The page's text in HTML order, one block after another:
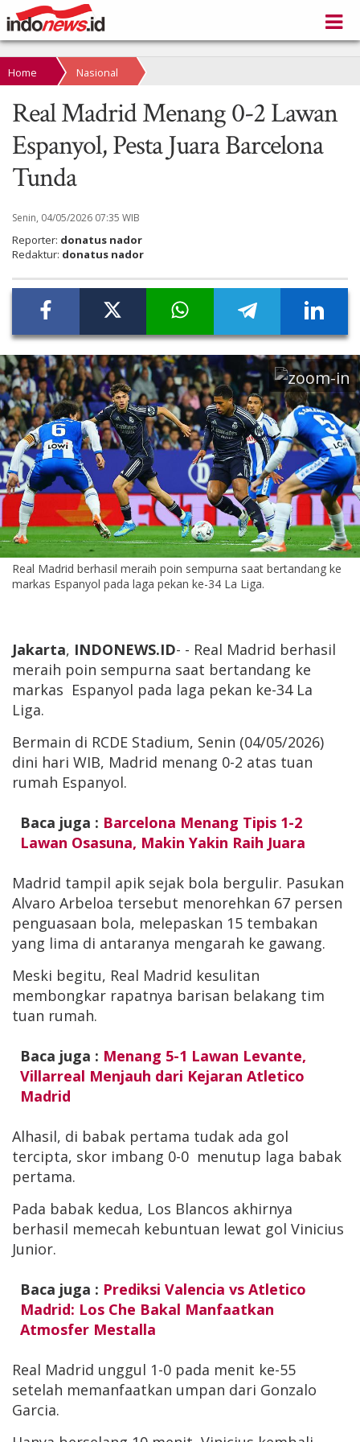
Home Nasional
Real Madrid Menang 0-2 Lawan
Espanyol, Pesta Juara Barcelona
Tunda
Senin, 04/05/2026 07:35 WIB
Reporter: donatus nador
Redaktur: donatus nador
Real Madrid berhasil meraih poin sempurna saat bertandang ke
markas Espanyol pada laga pekan ke-34 La Liga.
Jakarta, INDONEWS.ID- - Real Madrid berhasil
meraih poin sempurna saat bertandang ke
markas Espanyol pada laga pekan ke-34 La
Liga.
Bermain di RCDE Stadium, Senin (04/05/2026)
dini hari WIB, Madrid menang 0-2 atas tuan
rumah Espanyol.
Baca juga : Barcelona Menang Tipis 1-2
Lawan Osasuna, Makin Yakin Raih Juara
Madrid tampil apik sejak bola bergulir. Pasukan
Alvaro Arbeloa tersebut menorehkan 67 persen
penguasaan bola, melepaskan 15 tembakan
yang lima di antaranya mengarah ke gawang.
Meski begitu, Real Madrid kesulitan
membongkar rapatnya barisan belakang tim
tuan rumah.
Baca juga : Menang 5-1 Lawan Levante,
Villarreal Menjauh dari Kejaran Atletico
Madrid
Alhasil, di babak pertama tudak ada gol
tercipta, skor imbang 0-0 menutup laga babak
pertama.
Pada babak kedua, Los Blancos akhirnya
berhasil memecah kebuntuan lewat gol Vinicius
Junior.
Baca juga : Prediksi Valencia vs Atletico
Madrid: Los Che Bakal Manfaatkan
Atmosfer Mestalla
Real Madrid unggul 1-0 pada menit ke-55
setelah memanfaatkan umpan dari Gonzalo
Garcia.